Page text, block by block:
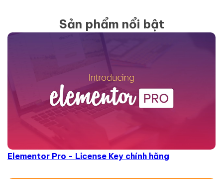
Sản phẩm nổi bật
Elementor Pro - License Key chính hãng